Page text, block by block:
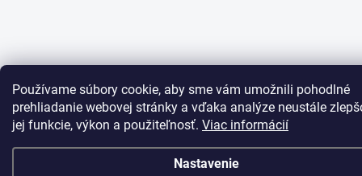
Používame súbory cookie, aby sme vám umožnili pohodlné
prehliadanie webovej stránky a vďaka analýze neustále
jej funkcie, výkon a použiteľnosť. Viac informácií
Nastavenie